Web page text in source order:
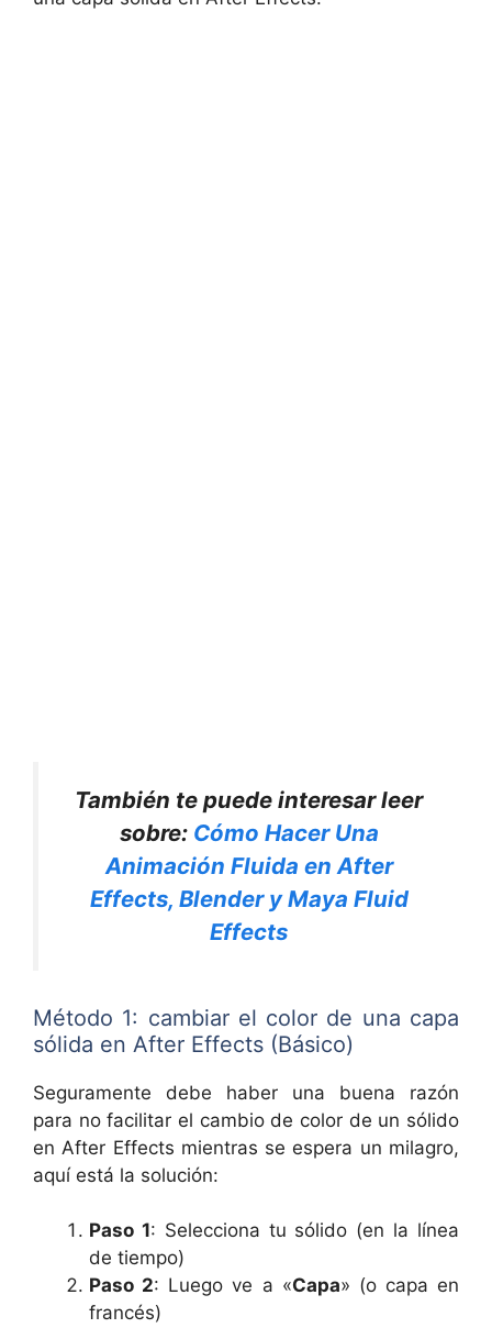
También te puede interesar leer
sobre: Cómo Hacer Una
Animación Fluida en After
Effects, Blender y Maya Fluid
Effects
Método 1: cambiar el color de una capa
sólida en After Effects (Básico)
Seguramente debe haber una buena razón
para no facilitar el cambio de color de un sólido
en After Effects mientras se espera un milagro,
aquí está la solución:
Paso 1: Selecciona tu sólido (en la línea
de tiempo)
Paso 2: Luego ve a «Capa» (o capa en
francés)